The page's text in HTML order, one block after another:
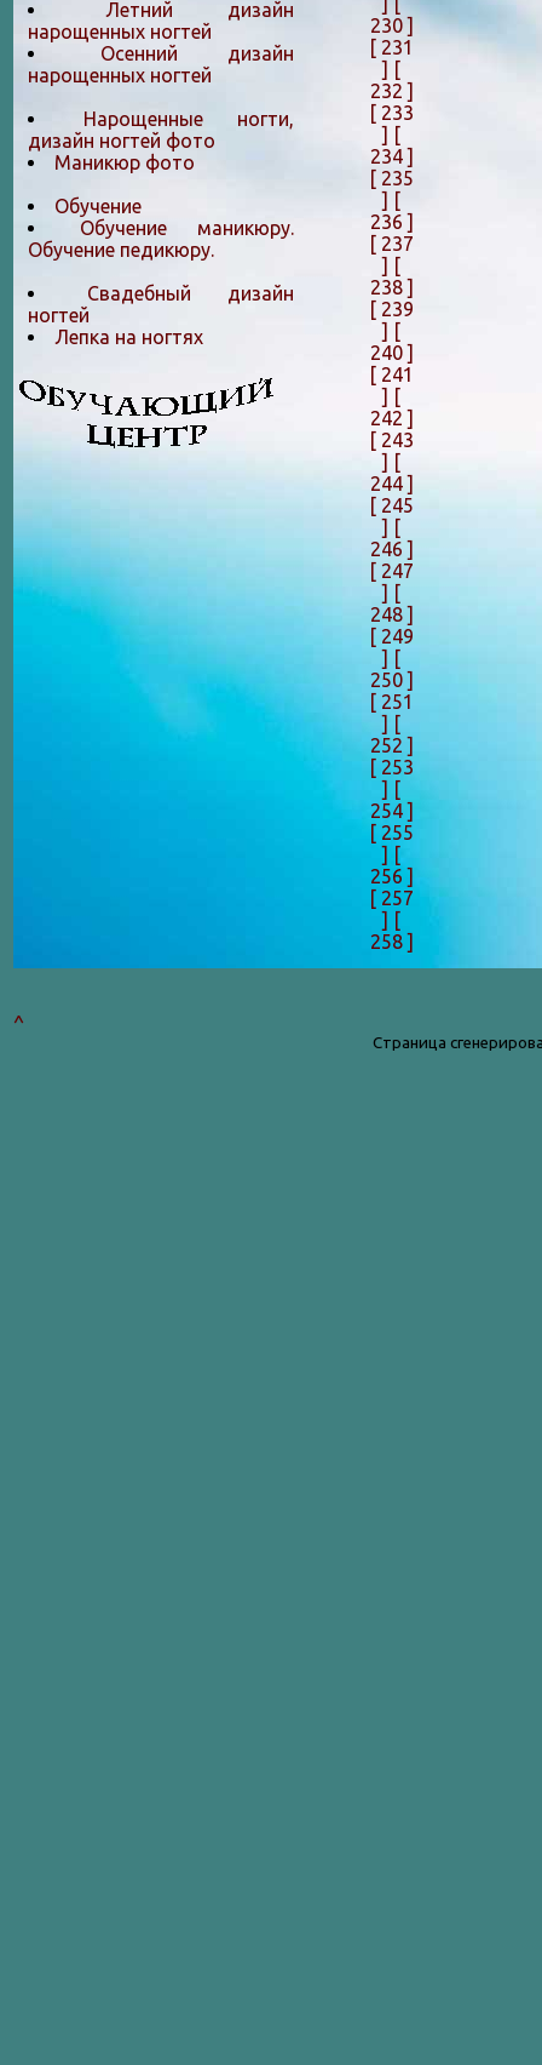
230 ]
[ 231
] [
232 ]
[ 233
] [
234 ]
[ 235
] [
236 ]
[ 237
] [
238 ]
[ 239
] [
240 ]
[ 241
] [
242 ]
[ 243
] [
244 ]
[ 245
] [
246 ]
[ 247
] [
248 ]
[ 249
] [
250 ]
[ 251
] [
252 ]
[ 253
] [
254 ]
[ 255
] [
256 ]
[ 257
] [
258 ]
Летний дизайн
нарощенных ногтей
Осенний дизайн
нарощенных ногтей
Нарощенные ногти,
дизайн ногтей фото
Маникюр фото
Обучение
Обучение маникюру.
Обучение педикюру.
Свадебный дизайн
ногтей
Лепка на ногтяx
^
Страница